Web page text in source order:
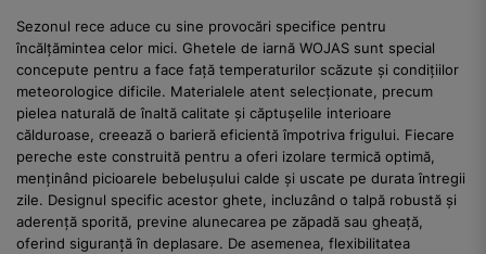
Sezonul rece aduce cu sine provocări specifice pentru
încălțămintea celor mici. Ghetele de iarnă WOJAS sunt special
concepute pentru a face față temperaturilor scăzute și condițiilor
meteorologice dificile. Materialele atent selecționate, precum
pielea naturală de înaltă calitate și căptușelile interioare
călduroase, creează o barieră eficientă împotriva frigului. Fiecare
pereche este construită pentru a oferi izolare termică optimă,
menținând picioarele bebelușului calde și uscate pe durata întregii
zile. Designul specific acestor ghete, incluzând o talpă robustă și
aderență sporită, previne alunecarea pe zăpadă sau gheață,
oferind siguranță în deplasare. De asemenea, flexibilitatea